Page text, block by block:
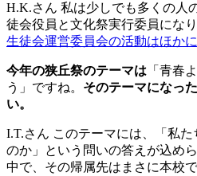
H.K.さん 私は少しでも多くの人
徒会役員と文化祭実行委員になり
生徒会運営委員会の活動はほかに
今年の狭丘祭のテーマは 「青春
う」ですね。 そのテーマになっ
い。
I.T.さん このテーマには、「私
のか」という問いの答えが込め
中で、その帰属先はまさに本校